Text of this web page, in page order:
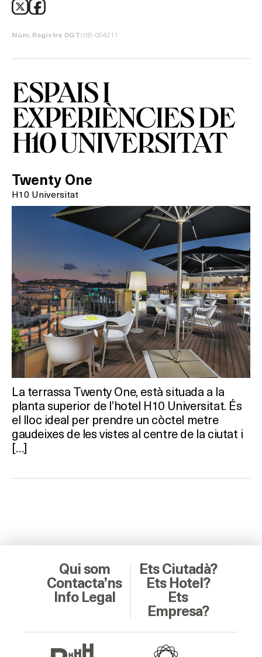
Activitats
On?
Núm. Registre DGT: HB-004211
ESPAIS I
EXPERIÈNCIES DE
H10 UNIVERSITAT
Twenty One
H10 Universitat
La terrassa Twenty One, està situada a la
planta superior de l’hotel H10 Universitat. És
el lloc ideal per prendre un còctel metre
gaudeixes de les vistes al centre de la ciutat i
[…]
Qui som
Contacta’ns
Info Legal
Ets Ciutadà?
Ets Hotel?
Ets
Empresa?